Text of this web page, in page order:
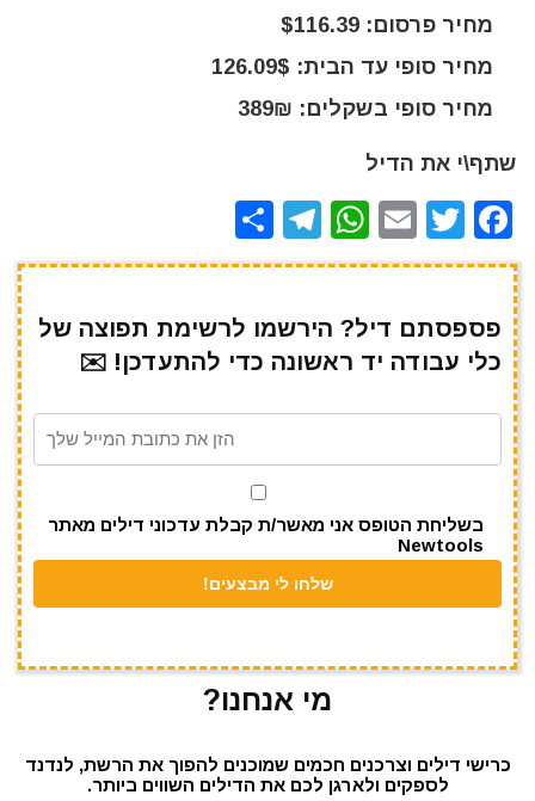
מחיר פרסום: $116.39
מחיר סופי עד הבית: 126.09$
מחיר סופי בשקלים: 389₪
שתף\י את הדיל
F
a
e
b
o
T
w
te
r
E
m
l
W
h
s
A
p
T
el
gr
a
m
h
e
פספסתם דיל? הירשמו לרשימת תפוצה של
כלי עבודה יד ראשונה כדי להתעדכן! ✉️
בשליחת הטופס אני מאשר/ת קבלת עדכוני דילים מאתר
Newtools
מי אנחנו?
כרישי דילים וצרכנים חכמים שמוכנים להפוך את הרשת, לנדנד
לספקים ולארגן לכם את הדילים השווים ביותר.